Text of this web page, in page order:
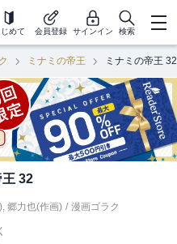
めて 会員登録 サインイン 検索
ミナミの帝王 ミナミの帝王 32
王 32
, 郷力也(作画) / 漫画ゴラク